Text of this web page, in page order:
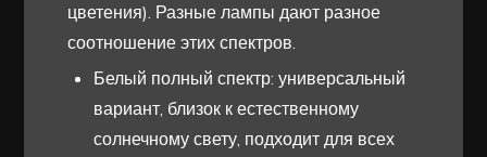
цветения). Разные лампы дают разное
соотношение этих спектров.
Белый полный спектр: универсальный
вариант, близок к естественному
солнечному свету, подходит для всех